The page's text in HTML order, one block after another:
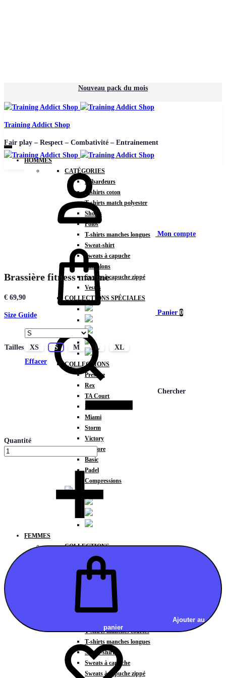
Nouveau pack du mois
Training Addict Shop
Fair play – Respect – Combativité – Entrainement
HOMMES
CATÉGORIES
Débardeurs
T-shirts coton
T-shirts match polyester
Shorts
Polos
T-shirts manches longues
Sweat-shirt
Sweats à capuche
Pantalons
Sweats à capuche zippé
Vestes
COLLECTIONS SPÉCIALES
COLLECTIONS
Prestige
Rex
TA Court
Premium
Miami
Storm
Victory
Météore
Basic
Padel
Compressions
FEMMES
COLLECTIONS
Fitness
Gravity
Météore
HAUTS
T-shirts manches courtes
T-shirts manches longues
Sweat-shirts
Sweats à capuche
Sweats à capuche zippé
Mon compte
Panier 0
Chercher
Brassière fitness marine
€ 69,90
Size Guide
Tailles XS S M L
XL
Effacer
Quantité
Ajouter au
panier